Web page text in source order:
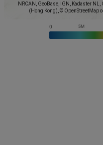
NRCAN, GeoBase, IGN, Kadaster
(Hong Kong), © OpenStreetMap